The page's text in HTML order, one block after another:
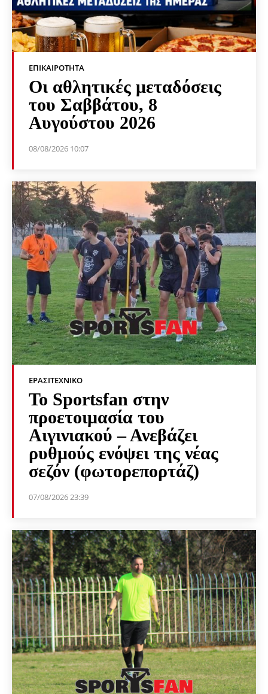
ΕΠΙΚΑΙΡΌΤΗΤΑ
Οι αθλητικές μεταδόσεις
του Σαββάτου, 8
Αυγούστου 2026
08/08/2026 10:07
ΕΡΑΣΙΤΕΧΝΙΚΟ
Το Sportsfan στην
προετοιμασία του
Αιγινιακού – Ανεβάζει
ρυθμούς ενόψει της νέας
σεζόν (φωτορεπορτάζ)
07/08/2026 23:39